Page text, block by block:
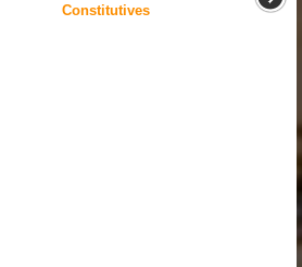
Constitutives